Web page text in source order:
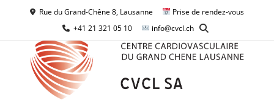
Rue du Grand-Chêne 8, Lausanne
Prise de rendez-vous
+41 21 321 05 10
info@cvcl.ch